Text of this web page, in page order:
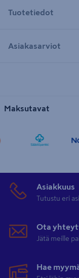
Tuotetiedot
Asiakasarviot
Maksutavat
Asiakkuus
Tutustu eri
Ota
Jätä meille
Hae